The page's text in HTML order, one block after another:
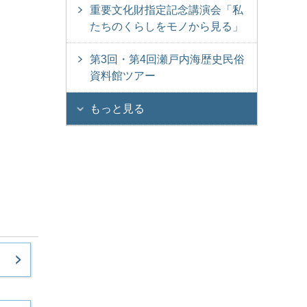
重要文化財指定記念講演会「私
たちのくらしをモノから見る」
第3回・第4回瀬戸内海歴史民俗
資料館ツアー
もっと見る